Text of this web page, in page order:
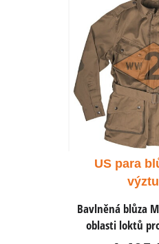
US para
Bavlněná blůza
oblasti loktů